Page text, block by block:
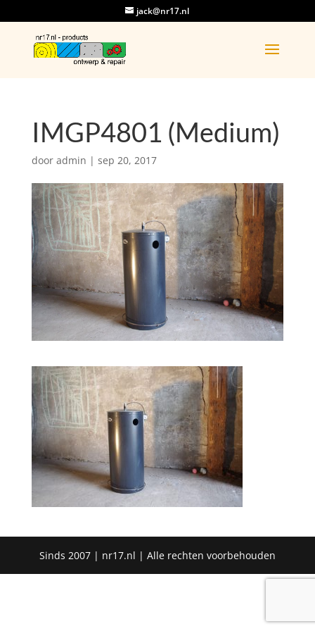
jack@nr17.nl
IMGP4801 (Medium)
door admin | sep 20, 2017
Sinds 2007 | nr17.nl | Alle rechten voorbehouden